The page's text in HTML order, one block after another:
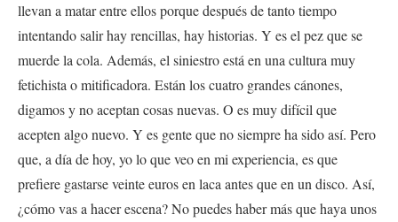
llevan a matar entre ellos porque después de tanto tiempo
intentando salir hay rencillas, hay historias. Y es el pez que se
muerde la cola. Además, el siniestro está en una cultura muy
fetichista o mitificadora. Están los cuatro grandes cánones,
digamos y no aceptan cosas nuevas. O es muy difícil que
acepten algo nuevo. Y es gente que no siempre ha sido así. Pero
que, a día de hoy, yo lo que veo en mi experiencia, es que
prefiere gastarse veinte euros en laca antes que en un disco. Así,
¿cómo vas a hacer escena? No puedes haber más que haya unos